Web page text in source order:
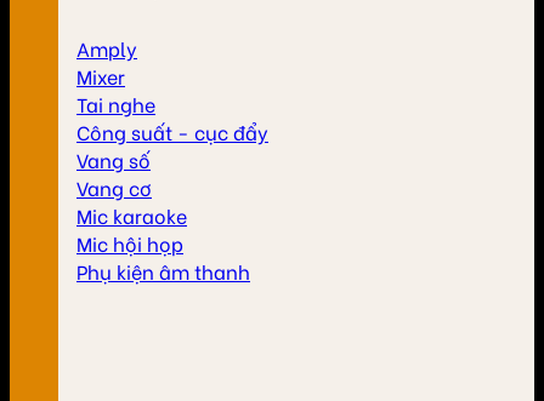
Amply
Mixer
Tai nghe
Công suất - cục đẩy
Vang số
Vang cơ
Mic karaoke
Mic hội họp
Phụ kiện âm thanh